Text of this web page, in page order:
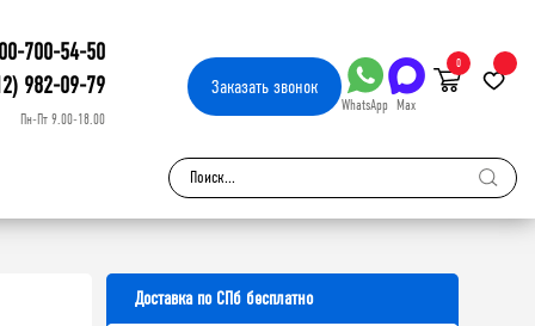
700-54-50
982-09-79
Пн-Пт 9.00-18.00
Заказатьзвонок
WhatsApp Max
0
Доставка по СПб бесплатно